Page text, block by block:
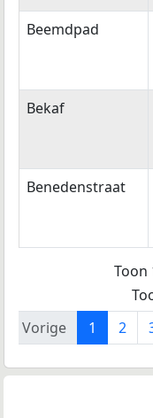
Beemdpad
Bekaf
Benedenstraat
Toon
Vorige
1 2